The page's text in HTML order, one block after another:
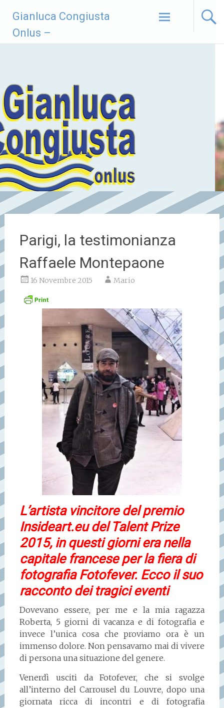
contenuto
Gianluca Congiusta
Onlus –
Parigi, la testimonianza
Raffaele Montepaone
16 Novembre 2015 Mario
L’artista vincitore del premio
Insideart.eu del Talent Prize
2015, in questi giorni era nella
capitale francese per la fiera di
fotografia Fotofever. Ecco il suo
racconto dei tragici eventi
Dovevano essere, per me e la mia ragazza
Roberta, 5 giorni di vacanza e di fotografia e
invece l’unica cosa che proviamo ora è un
immenso dolore. Non pensavamo mai di vivere
di persona una situazione del genere.
Venerdì usciti da Fotofever, che si svolge
all’interno del Carrousel du Louvre, dopo una
giornata ricca di incontri e di fotografia